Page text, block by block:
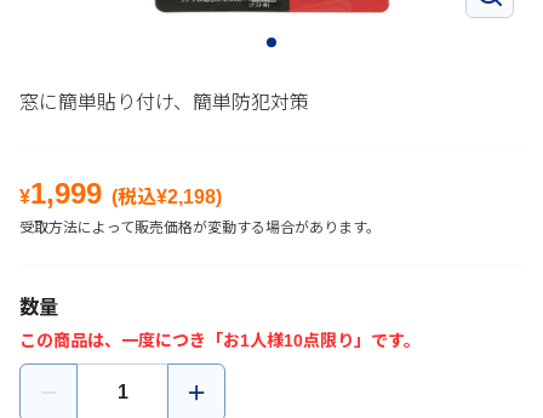
窓に簡単貼り付け、簡単防犯対策
¥1,999 (税込¥2,198)
受取方法によって販売価格が変動する場合があります。
数量
この商品は、一度につき「お1人様10点限り」です。